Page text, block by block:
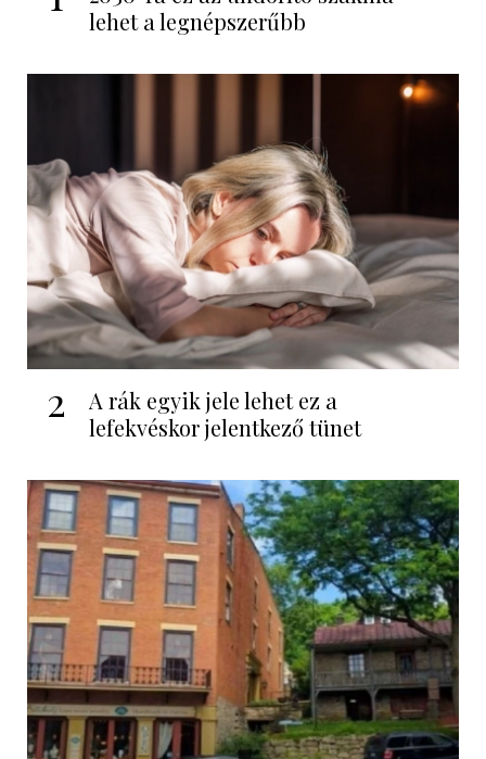
lehet a legnépszerűbb
2
A rák egyik jele lehet ez a
lefekvéskor jelentkező tünet